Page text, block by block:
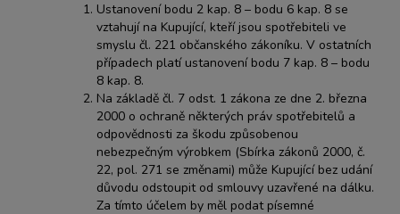
Ustanovení bodu 2 kap. 8 – bodu 6 kap. 8 se
vztahují na Kupující, kteří jsou spotřebiteli ve
smyslu čl. 221 občanského zákoníku. V ostatních
případech platí ustanovení bodu 7 kap. 8 – bodu
8 kap. 8.
Na základě čl. 7 odst. 1 zákona ze dne 2. března
2000 o ochraně některých práv spotřebitelů a
odpovědnosti za škodu způsobenou
nebezpečným výrobkem (Sbírka zákonů 2000, č.
22, pol. 271 se změnami) může Kupující bez udání
důvodu odstoupit od smlouvy uzavřené na dálku.
Za tímto účelem by měl podat písemné